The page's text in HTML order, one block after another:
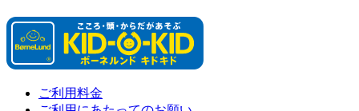
ご利用料金